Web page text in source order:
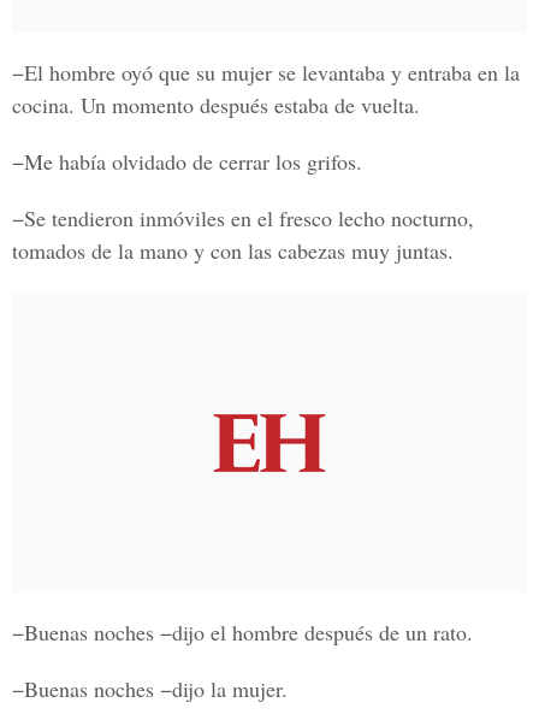
−El hombre oyó que su mujer se levantaba y entraba en la
cocina. Un momento después estaba de vuelta.
−Me había olvidado de cerrar los grifos.
−Se tendieron inmóviles en el fresco lecho nocturno,
tomados de la mano y con las cabezas muy juntas.
−Buenas noches −dijo el hombre después de un rato.
−Buenas noches −dijo la mujer.